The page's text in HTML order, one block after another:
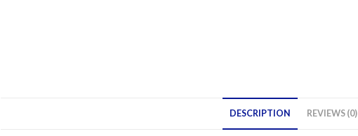
DESCRIPTION REVIEWS (0)